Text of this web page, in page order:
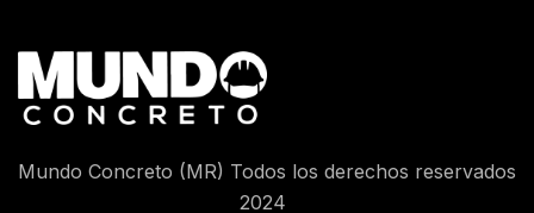
Mundo Concreto (MR) Todos los derechos reservados
2024